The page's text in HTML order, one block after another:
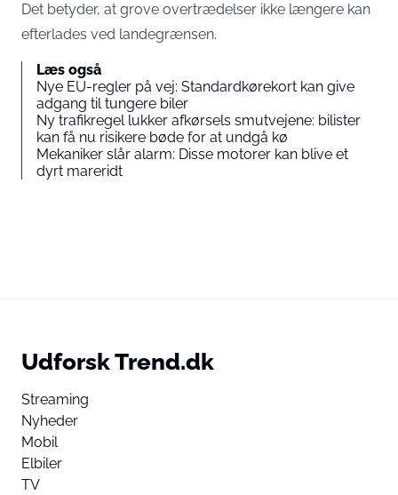
Det betyder, at grove overtrædelser ikke længere kan
efterlades ved landegrænsen.
Læs også
Nye EU-regler på vej: Standardkørekort kan give
adgang til tungere biler
Ny trafikregel lukker afkørsels smutvejene: bilister
kan få nu risikere bøde for at undgå kø
Mekaniker slår alarm: Disse motorer kan blive et
dyrt mareridt
Udforsk Trend.dk
Streaming
Nyheder
Mobil
Elbiler
TV